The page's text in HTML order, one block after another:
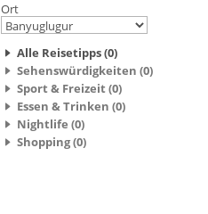
Ort
Alle Reisetipps (0)
Sehenswürdigkeiten (0)
Sport & Freizeit (0)
Essen & Trinken (0)
Nightlife (0)
Shopping (0)